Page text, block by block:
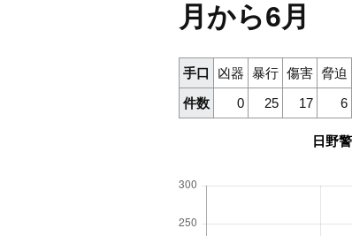
月から6月
手口 凶器 暴行 傷害 脅迫
件数
0 25 17 6